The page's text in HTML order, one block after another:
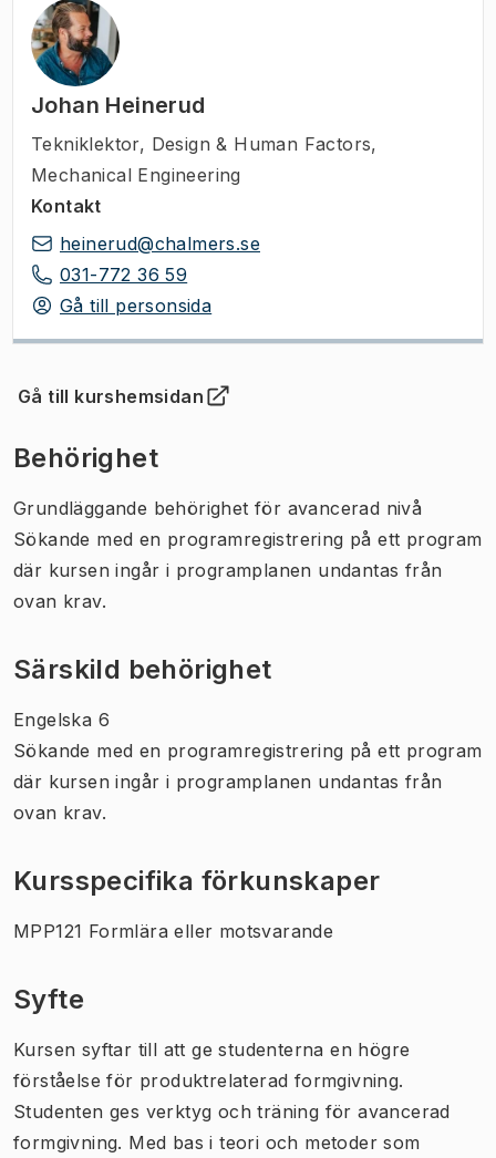
Johan Heinerud
Tekniklektor, Design & Human Factors,
Mechanical Engineering
Kontakt
heinerud@chalmers.se
031-772 36 59
Gå till personsida
Gå till kurshemsidan
(Öppnas i ny flik)
Behörighet
Grundläggande behörighet för avancerad nivå
Sökande med en programregistrering på ett program
där kursen ingår i programplanen undantas från
ovan krav.
Särskild behörighet
Engelska 6
Sökande med en programregistrering på ett program
där kursen ingår i programplanen undantas från
ovan krav.
Kursspecifika förkunskaper
MPP121 Formlära eller motsvarande
Syfte
Kursen syftar till att ge studenterna en högre
förståelse för produktrelaterad formgivning.
Studenten ges verktyg och träning för avancerad
formgivning. Med bas i teori och metoder som